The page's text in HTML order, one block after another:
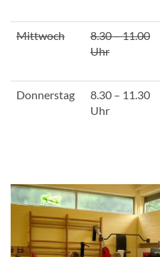
Mittwoch
8.30 – 11.00
Uhr
Donnerstag
8.30 – 11.30
Uhr